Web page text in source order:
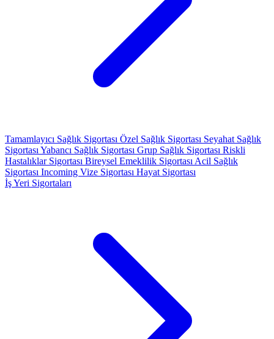
Tamamlayıcı Sağlık Sigortası Özel Sağlık Sigortası Seyahat Sağlık
Sigortası Yabancı Sağlık Sigortası Grup Sağlık Sigortası Riskli
Hastalıklar Sigortası Bireysel Emeklilik Sigortası Acil Sağlık
Sigortası Incoming Vize Sigortası Hayat Sigortası
İş Yeri Sigortaları